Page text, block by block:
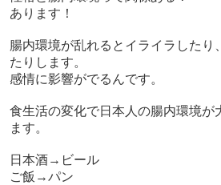
あります！
腸内環境が乱れるとイライラしたり
たりします。
感情に影響がでるんです。
食生活の変化で日本人の腸内環境が
ます。
日本酒→ビール
ご飯→パン